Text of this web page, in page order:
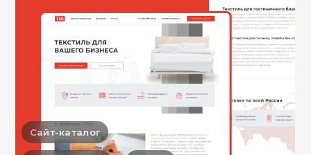
Сайт-каталог